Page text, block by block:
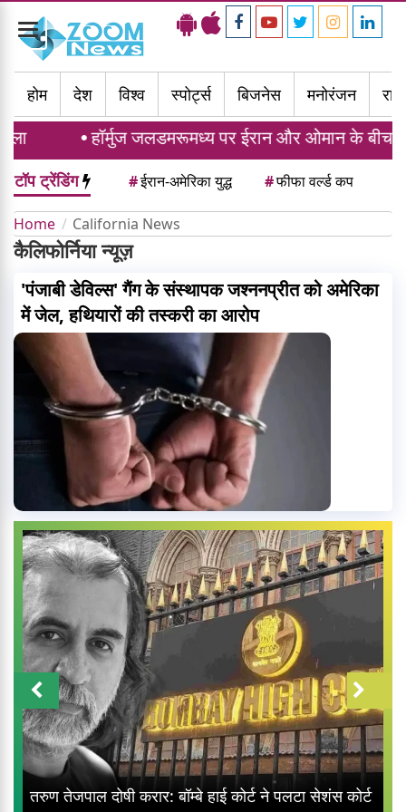
Toggle
navigation
होम
देश विश्व स्पोर्ट्स बिजनेस मनोरंजन
हॉर्मुज जलडमरूमध्य पर ईरान और ओमान के बीच
टॉप ट्रेंडिंग #ईरान-अमेरिका युद्ध #फीफा वर्ल्ड कप
Home California News
कैलिफोर्निया न्यूज़
'पंजाबी डेविल्स' गैंग के संस्थापक जश्ननप्रीत को अमेरिका
में जेल, हथियारों की तस्करी का आरोप
तरुण तेजपाल दोषी करार: बॉम्बे हाई कोर्ट ने पलटा सेशंस कोर्ट